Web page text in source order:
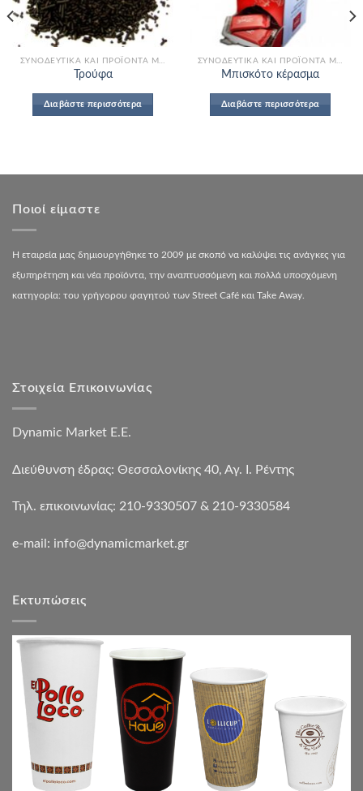
Wishlist
Τρούφα
Διαβάστε περισσότερα
Μπισκότο κέρασμα
Διαβάστε περισσότερα
Ποιοί είμαστε
Η εταιρεία μας δημιουργήθηκε το 2009 με σκοπό να καλύψει τις ανάγκες για
εξυπηρέτηση και νέα προϊόντα, την αναπτυσσόμενη και πολλά υποσχόμενη
κατηγορία: του γρήγορου φαγητού των Street Café και Take Away.
Στοιχεία Επικοινωνίας
Dynamic Market Ε.Ε.
Διεύθυνση έδρας: Θεσσαλονίκης 40, Αγ. Ι. Ρέντης
Τηλ. επικοινωνίας: 210-9330507 & 210-9330584
e-mail: info@dynamicmarket.gr
Εκτυπώσεις